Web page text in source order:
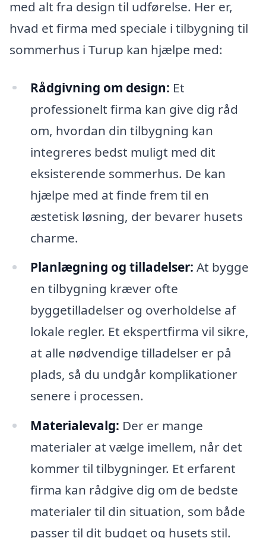
med alt fra design til udførelse. Her er,
hvad et firma med speciale i tilbygning til
sommerhus i Turup kan hjælpe med:
Rådgivning om design: Et
professionelt firma kan give dig råd
om, hvordan din tilbygning kan
integreres bedst muligt med dit
eksisterende sommerhus. De kan
hjælpe med at finde frem til en
æstetisk løsning, der bevarer husets
charme.
Planlægning og tilladelser: At bygge
en tilbygning kræver ofte
byggetilladelser og overholdelse af
lokale regler. Et ekspertfirma vil sikre,
at alle nødvendige tilladelser er på
plads, så du undgår komplikationer
senere i processen.
Materialevalg: Der er mange
materialer at vælge imellem, når det
kommer til tilbygninger. Et erfarent
firma kan rådgive dig om de bedste
materialer til din situation, som både
passer til dit budget og husets stil.